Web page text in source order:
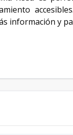
información y